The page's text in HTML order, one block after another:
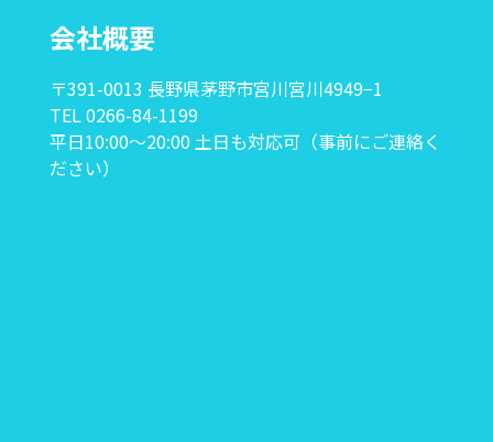
会社概要
〒391-0013 長野県茅野市宮川宮川4949−1
TEL 0266-84-1199
平日10:00〜20:00 土日も対応可（事前にご連絡く
ださい）